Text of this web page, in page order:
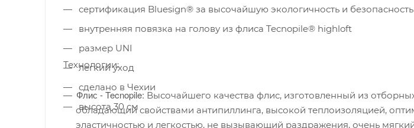
сертификация Bluesign® за высочайшую экологичность и
внутренняя повязка на голову из флиса Tecnopile® highloft
размер UNI
легкий уход
сделано в Чехии
высота 30 см
Технологии:
Флис - Tecnopile: Высочайшего качества флис, изготовленный из
обладающий свойствами антипиллинга, высокой теплоизоляцией,
эластичностью и легкостью, не вызывающий раздражения, очень